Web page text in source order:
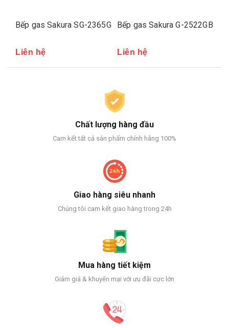
Bếp gas Sakura SG-2365G
Liên hệ
Bếp gas Sakura G-2522GB
Liên hệ
Chất lượng hàng đầu
Cam kết tất cả sản phẩm chính hãng 100%
Giao hàng siêu nhanh
Chúng tôi cam kết giao hàng trong 24h
Mua hàng tiết kiệm
Giảm giá & khuyến mại với ưu đãi cực lớn